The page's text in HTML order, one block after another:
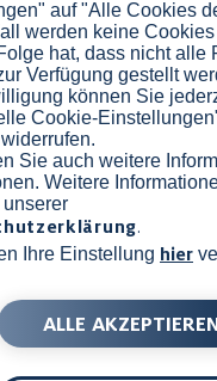
verfügbar
Sie sich für einen
Schweiz
eine
Ruhezeit
Fränkische Schweiz
Trauerfall vom
auf "Alle Cookies
werden keine
hat, dass nicht alle
Verfügung gestellt
können Sie
Cookie-
Sie auch weitere
Weitere
.
Ihre Einstellung hier
ALLE